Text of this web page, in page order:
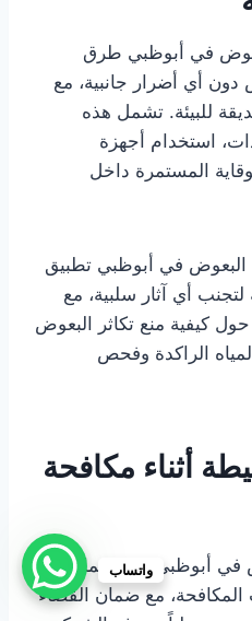
في أبوظبي طرق
أي أضرار جانبية، مع
للبيئة. تشمل هذه
استخدام أجهزة
المستمرة داخل
في أبوظبي تطبيق
لتجنب أي آثار سلبية، مع
كيفية منع تكاثر البعوض
الراكدة وفحص
أثناء مكافحة
في أبوظبي على حماية
المكافحة، مع ضمان القضاء
واتساب